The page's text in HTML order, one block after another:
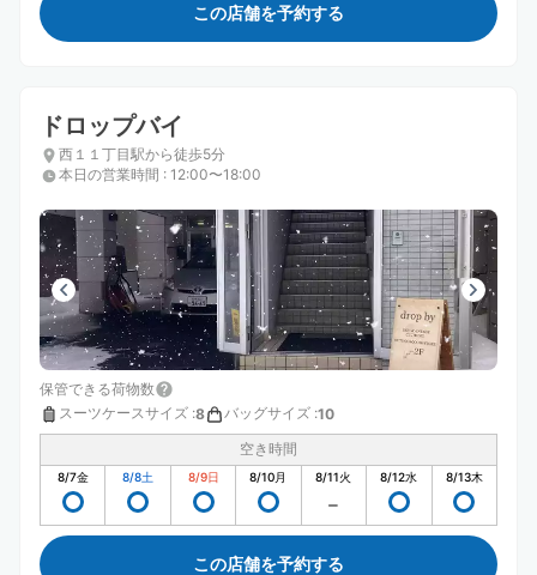
この店舗を予約する
ドロップバイ
西１１丁目駅から徒歩5分
本日の営業時間 : 12:00〜18:00
保管できる荷物数
スーツケースサイズ :8 バッグサイズ :10
空き時間
8/7金 8/8土 8/9日 8/10月 8/11火 8/12水 8/13木
この店舗を予約する